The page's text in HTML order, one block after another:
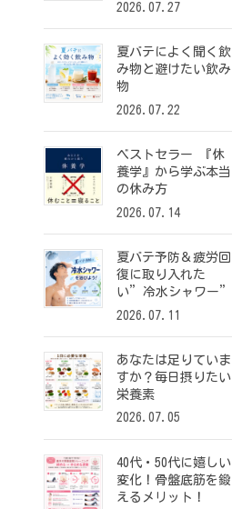
2026.07.27
夏バテによく聞く飲
み物と避けたい飲み
物
2026.07.22
ベストセラー 『休
養学』から学ぶ本当
の休み方
2026.07.14
夏バテ予防＆疲労回
復に取り入れた
い”冷水シャワー”
2026.07.11
あなたは足りていま
すか？毎日摂りたい
栄養素
2026.07.05
40代・50代に嬉しい
変化！骨盤底筋を鍛
えるメリット！